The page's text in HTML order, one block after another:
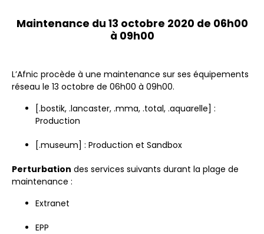
Maintenance du 13 octobre 2020 de 06h00
à 09h00
L’Afnic procède à une maintenance sur ses équipements
réseau le 13 octobre de 06h00 à 09h00.
[.bostik, .lancaster, .mma, .total, .aquarelle] :
Production
[.museum] : Production et Sandbox
Perturbation des services suivants durant la plage de
maintenance :
Extranet
EPP